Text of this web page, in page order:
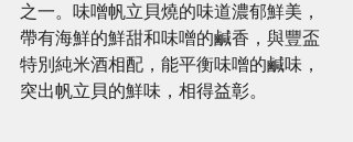
之一。味噌帆立貝燒的味道濃郁鮮美，
帶有海鮮的鮮甜和味噌的鹹香，與豐盃
特別純米酒相配，能平衡味噌的鹹味，
突出帆立貝的鮮味，相得益彰。